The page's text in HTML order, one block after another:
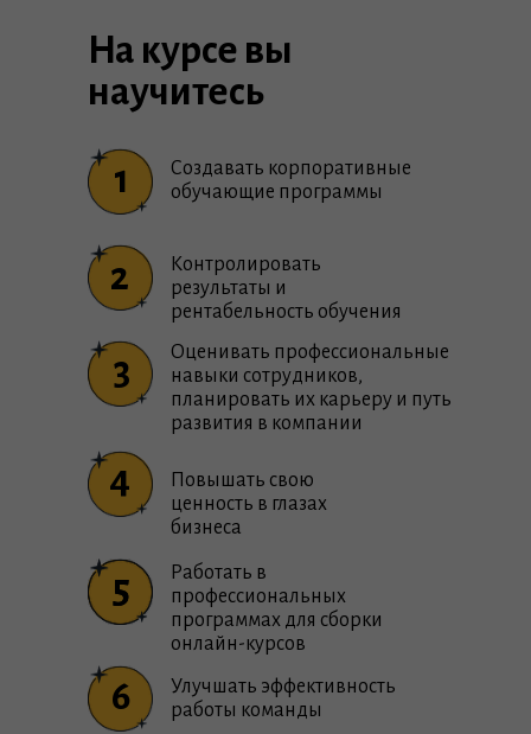
4
1
2
6
3
5
5
На курсе вы
научитесь
Создавать корпоративные
обучающие программы
Оценивать профессиональные
навыки сотрудников,
планировать их карьеру и путь
развития в компании
Работать в
профессиональных
программах для сборки
онлайн-курсов
Контролировать
результаты и
рентабельность обучения
Повышать свою
ценность в глазах
бизнеса
Улучшать эффективность
работы команды